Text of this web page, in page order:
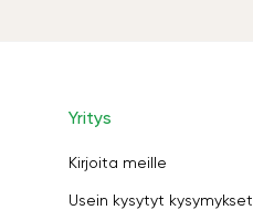
Yritys
Kirjoita meille
Usein kysytyt kysymykset